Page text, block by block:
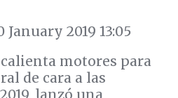
2019 13:05
motores para
de cara a las
lanzó una